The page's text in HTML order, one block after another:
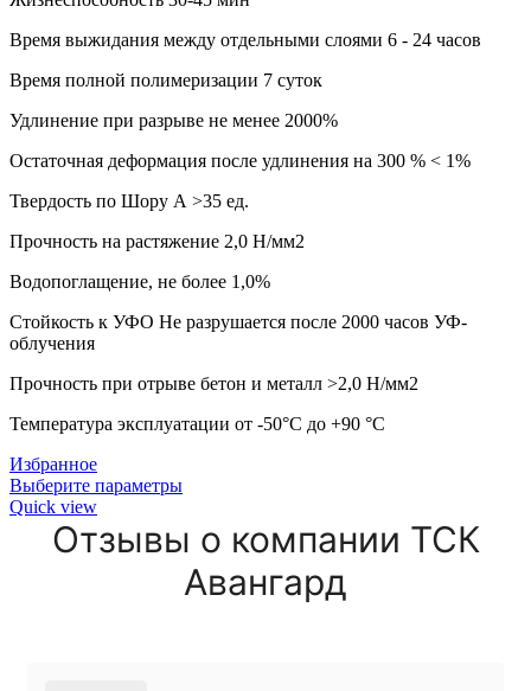
Время выжидания между отдельными слоями 6 - 24 часов
Время полной полимеризации 7 суток
Удлинение при разрыве не менее 2000%
Остаточная деформация после удлинения на 300 % < 1%
Твердость по Шору А >35 ед.
Прочность на растяжение 2,0 Н/мм2
Водопоглащение, не более 1,0%
Стойкость к УФО Не разрушается после 2000 часов УФ-
облучения
Прочность при отрыве бетон и металл >2,0 Н/мм2
Температура эксплуатации от -50°С до +90 °С
Избранное
Выберите параметры
Quick view
Отзывы о компании ТСК
Авангард